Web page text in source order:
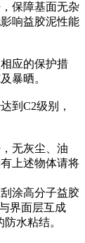
保障基面无杂
响益胶泥性能
应的保护措
暴晒。
到C2级别，
无灰尘、油
上述物体请将
涂高分子益胶
界面层互成
水粘结。